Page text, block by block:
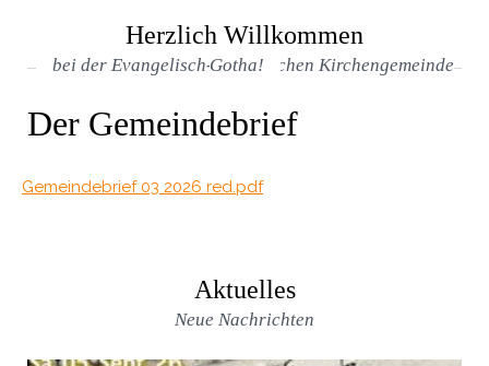
Herzlich Willkommen
bei der Evangelisch-Lutherischen Kirchengemeinde Gotha!
Der Gemeindebrief
Gemeindebrief 03 2026 red.pdf
Aktuelles
Neue Nachrichten